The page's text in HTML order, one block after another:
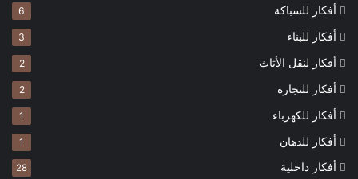
أفكار للسباكة 6
أفكار للبناء 3
أفكار لنقل الأثاث 2
أفكار للنجارة 2
أفكار للكهرباء 1
أفكار للدهان 1
أفكار داخلية 28